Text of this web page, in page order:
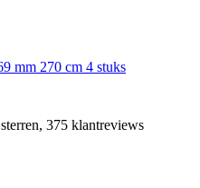
mm 270 cm 4 stuks
375 klantreviews